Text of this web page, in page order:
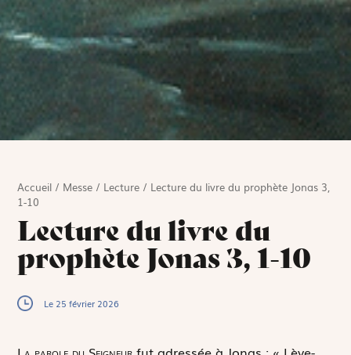
Accueil / Messe / Lecture / Lecture du livre du prophète Jonas 3,
1-10
Lecture du livre du
prophète Jonas 3, 1-10
Le 25 février 2026